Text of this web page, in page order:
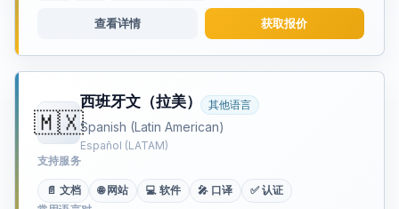
查看详情 获取报价
🇲🇽
西班牙文（拉美） 其他语言
Spanish (Latin American)
Español (LATAM)
支持服务
📄 文档 🌐 网站 💻 软件 🎤 口译 ✅ 认证